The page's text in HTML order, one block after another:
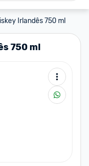
Irlandês 750 ml
750 ml